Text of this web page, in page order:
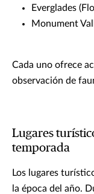
Everglades
Monument
Cada uno ofrece
observación de
Lugares
temporada
Los lugares
la época del año.